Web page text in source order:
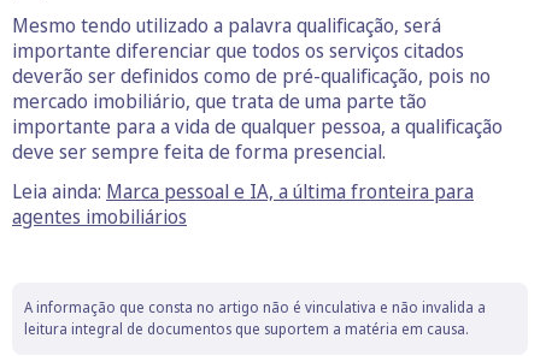
Mesmo tendo utilizado a palavra qualificação, será
importante diferenciar que todos os serviços citados
deverão ser definidos como de pré-qualificação, pois no
mercado imobiliário, que trata de uma parte tão
importante para a vida de qualquer pessoa, a qualificação
deve ser sempre feita de forma presencial.
Leia ainda: Marca pessoal e IA, a última fronteira para
agentes imobiliários
A informação que consta no artigo não é vinculativa e não invalida a
leitura integral de documentos que suportem a matéria em causa.